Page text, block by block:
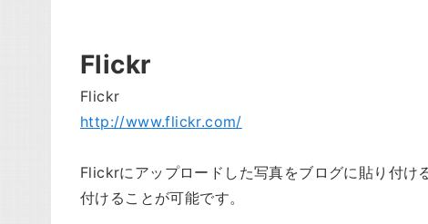
Flickr
Flickr
http://www.flickr.com/
Flickrにアップロードした写真をブログに貼り付け
付けることが可能です。